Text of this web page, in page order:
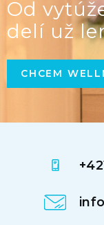
Od
delí už
CHCEM